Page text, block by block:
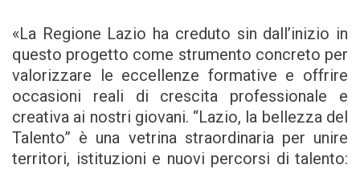
«La Regione Lazio ha creduto sin dall’inizio in
questo progetto come strumento concreto per
valorizzare le eccellenze formative e offrire
occasioni reali di crescita professionale e
creativa ai nostri giovani. “Lazio, la bellezza del
Talento” è una vetrina straordinaria per unire
territori, istituzioni e nuovi percorsi di talento: